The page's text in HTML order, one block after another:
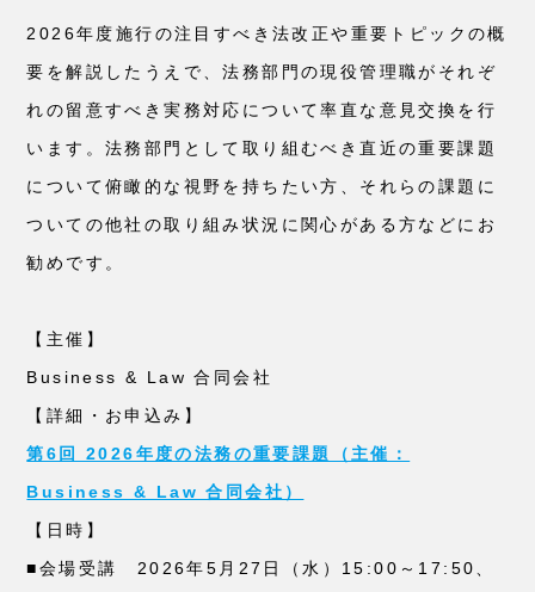
2026年度施行の注目すべき法改正や重要トピックの概
要を解説したうえで、法務部門の現役管理職がそれぞ
れの留意すべき実務対応について率直な意見交換を行
います。法務部門として取り組むべき直近の重要課題
について俯瞰的な視野を持ちたい方、それらの課題に
ついての他社の取り組み状況に関心がある方などにお
勧めです。
【主催】
Business & Law 合同会社
【詳細・お申込み】
第6回 2026年度の法務の重要課題（主催：
Business & Law 合同会社）
【日時】
■会場受講 2026年5月27日（水）15:00～17:50、